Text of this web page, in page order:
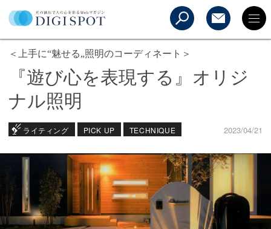
＜上手に“魅せる„照明のコーディネート＞
『遊び心を表現する』オリジ
ナル照明
ライティング PICK UP TECHNIQUE 2023/04/21